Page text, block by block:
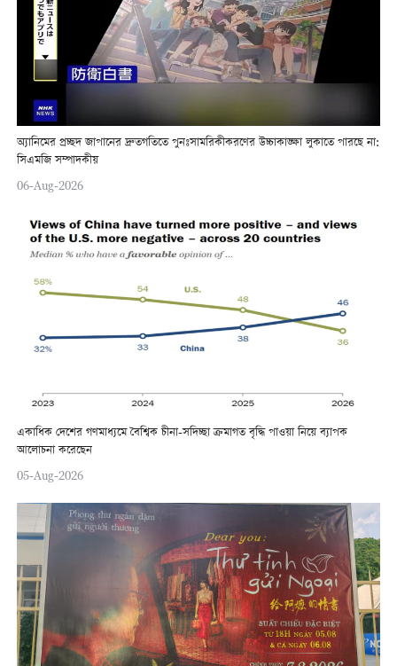
অ্যানিমের প্রচ্ছদ জাপানের দ্রুতগতিতে পুনঃসামরিকীকরণের উচ্চাকাঙ্ক্ষা লুকাতে পারছে না:
সিএমজি সম্পাদকীয়
06-Aug-2026
একাধিক দেশের গণমাধ্যমে বৈশ্বিক চীনা-সদিচ্ছা ক্রমাগত বৃদ্ধি পাওয়া নিয়ে ব্যাপক
আলোচনা করেছেন
05-Aug-2026